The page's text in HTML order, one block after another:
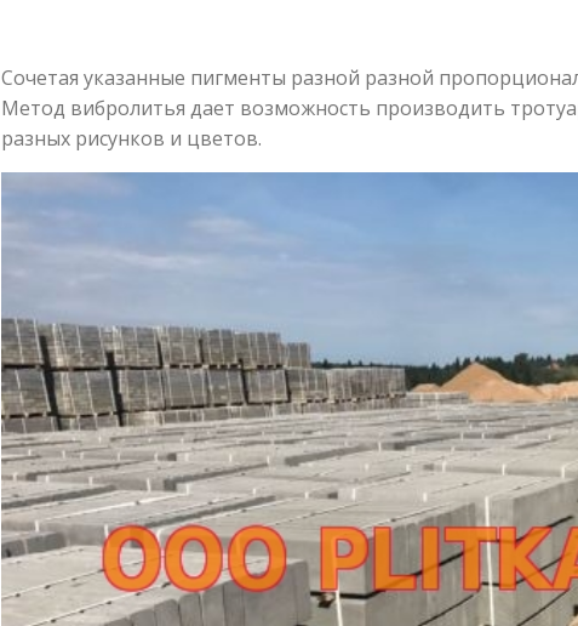
Сочетая указанные пигменты разной разной
Метод вибролитья дает возможность производить
разных рисунков и цветов.